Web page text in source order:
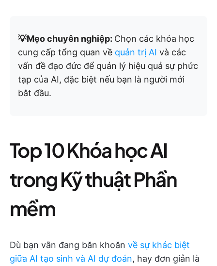
💡Mẹo chuyên nghiệp: Chọn các khóa học
cung cấp tổng quan về quản trị AI và các
vấn đề đạo đức để quản lý hiệu quả sự phức
tạp của AI, đặc biệt nếu bạn là người mới
bắt đầu.
Top 10 Khóa học AI
trong Kỹ thuật Phần
mềm
Dù bạn vẫn đang băn khoăn về sự khác biệt
giữa AI tạo sinh và AI dự đoán, hay đơn giản là